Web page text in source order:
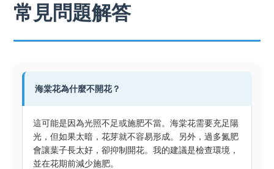
常見問題解答
海棠花為什麼不開花？
這可能是因為光照不足或施肥不當。海棠花需要充足陽
光，但如果太暗，花芽就不容易形成。另外，過多氮肥
會讓葉子長太好，卻抑制開花。我的建議是檢查環境，
並在花期前減少施肥。